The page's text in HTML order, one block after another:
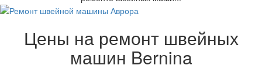
Цены на ремонт швейных
машин Bernina